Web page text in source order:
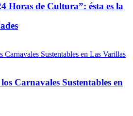
Horas de Cultura”: ésta es la
Carnavales Sustentables en